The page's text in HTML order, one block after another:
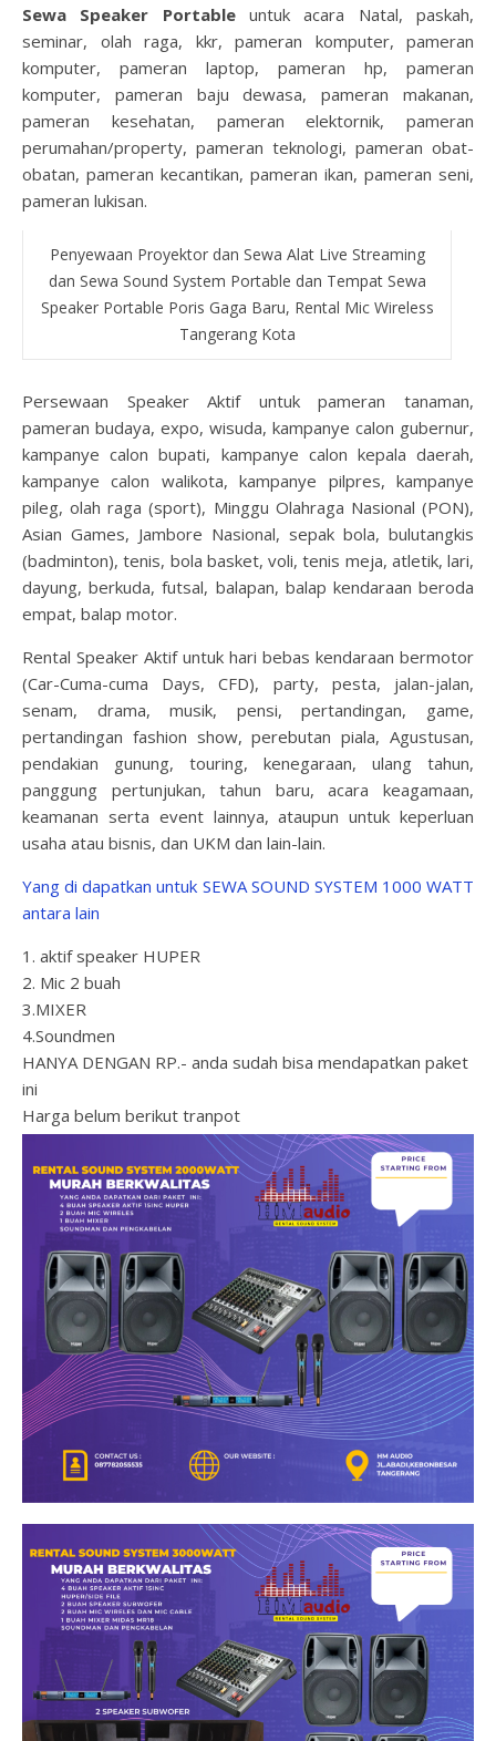
Sewa Speaker Portableuntuk acara Natal, paskah,
seminar, olah raga, kkr, pameran komputer, pameran
komputer, pameran laptop, pameran hp, pameran
komputer, pameran baju dewasa, pameran makanan,
pameran kesehatan, pameran elektornik, pameran
perumahan/property, pameran teknologi, pameran obat-
obatan, pameran kecantikan, pameran ikan, pameran seni,
pameran lukisan.
Penyewaan Proyektor dan Sewa Alat Live Streaming
dan Sewa Sound System Portable dan Tempat Sewa
Speaker Portable Poris Gaga Baru, Rental Mic Wireless
Tangerang Kota
Persewaan Speaker Aktif untuk pameran tanaman,
pameran budaya, expo, wisuda, kampanye calon gubernur,
kampanye calon bupati, kampanye calon kepala daerah,
kampanye calon walikota, kampanye pilpres, kampanye
pileg, olah raga (sport), Minggu Olahraga Nasional (PON),
Asian Games, Jambore Nasional, sepak bola, bulutangkis
(badminton), tenis, bola basket, voli, tenis meja, atletik, lari,
dayung, berkuda, futsal, balapan, balap kendaraan beroda
empat, balap motor.
Rental Speaker Aktif untuk hari bebas kendaraan bermotor
(Car-Cuma-cuma Days, CFD), party, pesta, jalan-jalan,
senam, drama, musik, pensi, pertandingan, game,
pertandingan fashion show, perebutan piala, Agustusan,
pendakian gunung, touring, kenegaraan, ulang tahun,
panggung pertunjukan, tahun baru, acara keagamaan,
keamanan serta event lainnya, ataupun untuk keperluan
usaha atau bisnis, dan UKM dan lain-lain.
Yang di dapatkan untuk SEWA SOUND SYSTEM 1000 WATT
antara lain
1. aktif speaker HUPER
2. Mic 2 buah
3.MIXER
4.Soundmen
HANYA DENGAN RP.- anda sudah bisa mendapatkan paket
ini
Harga belum berikut tranpot